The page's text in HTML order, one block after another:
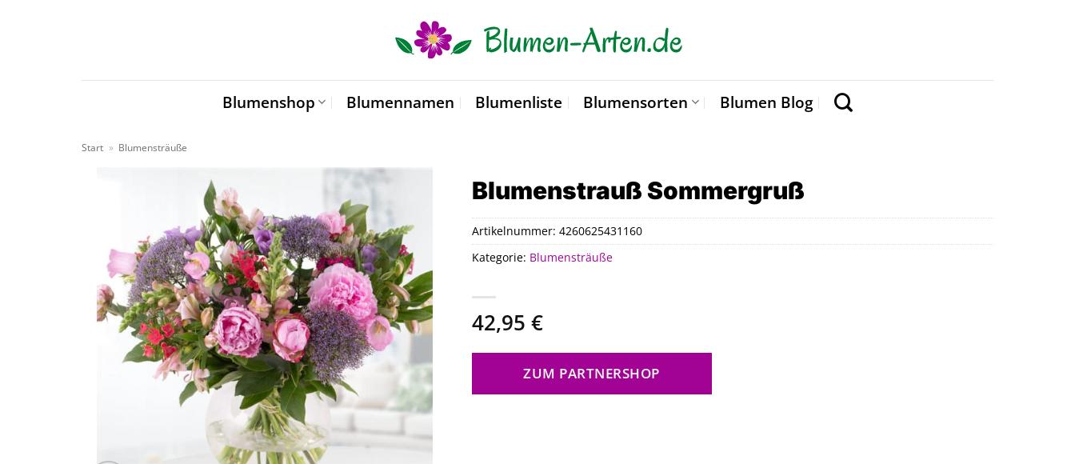
Blumenshop Blumennamen Blumenliste Blumensorten Blumen Blog
Start » Blumensträuße
Blumenstrauß Sommergruß
42,95 €
ZUM PARTNERSHOP
Artikelnummer: 4260625431160
Kategorie: Blumensträuße